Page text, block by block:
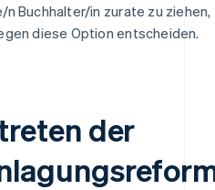
n Buchhalter/in zurate zu ziehen,
diese Option entscheiden.
der